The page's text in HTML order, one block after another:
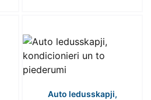
Auto ledusskapji,